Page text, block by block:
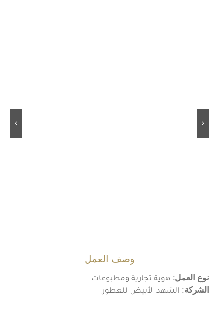
وصف العمل
نوع العمل: هوية تجارية ومطبوعات
الشركة: الشهد الأبيض للعطور